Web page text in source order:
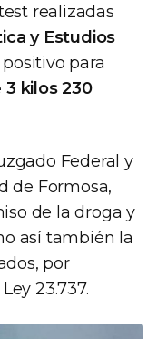
realizadas
y Estudios
para
kilos 230
Federal y
de Formosa,
de la droga y
así también la
por
23.737.